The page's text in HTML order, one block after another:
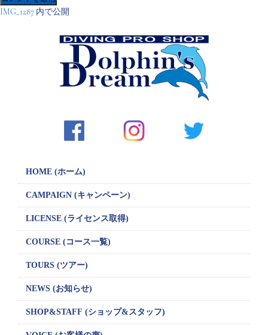
投
IMG_1287 内で公開
HOME (ホーム)
CAMPAIGN (キャンペーン)
LICENSE (ライセンス取得)
COURSE (コース一覧)
TOURS (ツアー)
NEWS (お知らせ)
SHOP&STAFF (ショップ&スタッフ)